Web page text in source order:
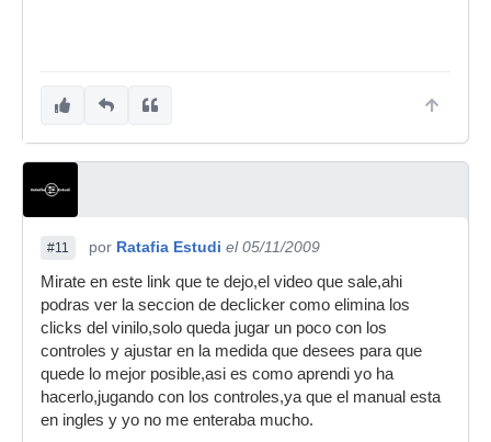
#11 por Ratafia Estudi el 05/11/2009
Mirate en este link que te dejo,el video que sale,ahi
podras ver la seccion de declicker como elimina los
clicks del vinilo,solo queda jugar un poco con los
controles y ajustar en la medida que desees para que
quede lo mejor posible,asi es como aprendi yo ha
hacerlo,jugando con los controles,ya que el manual esta
en ingles y yo no me enteraba mucho.